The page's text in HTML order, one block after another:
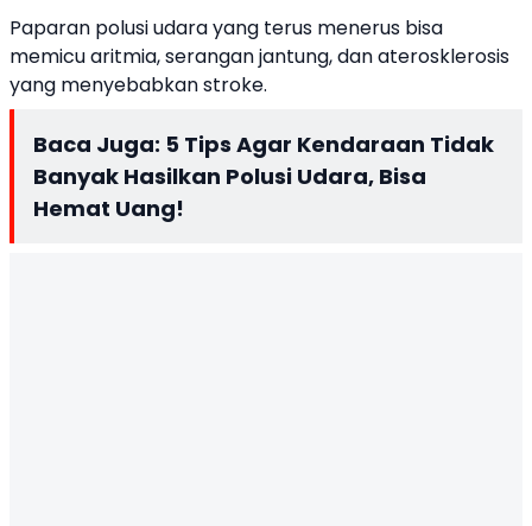
Paparan polusi udara yang terus menerus bisa
memicu aritmia, serangan jantung, dan aterosklerosis
yang menyebabkan stroke.
Baca Juga: 5 Tips Agar Kendaraan Tidak
Banyak Hasilkan Polusi Udara, Bisa
Hemat Uang!